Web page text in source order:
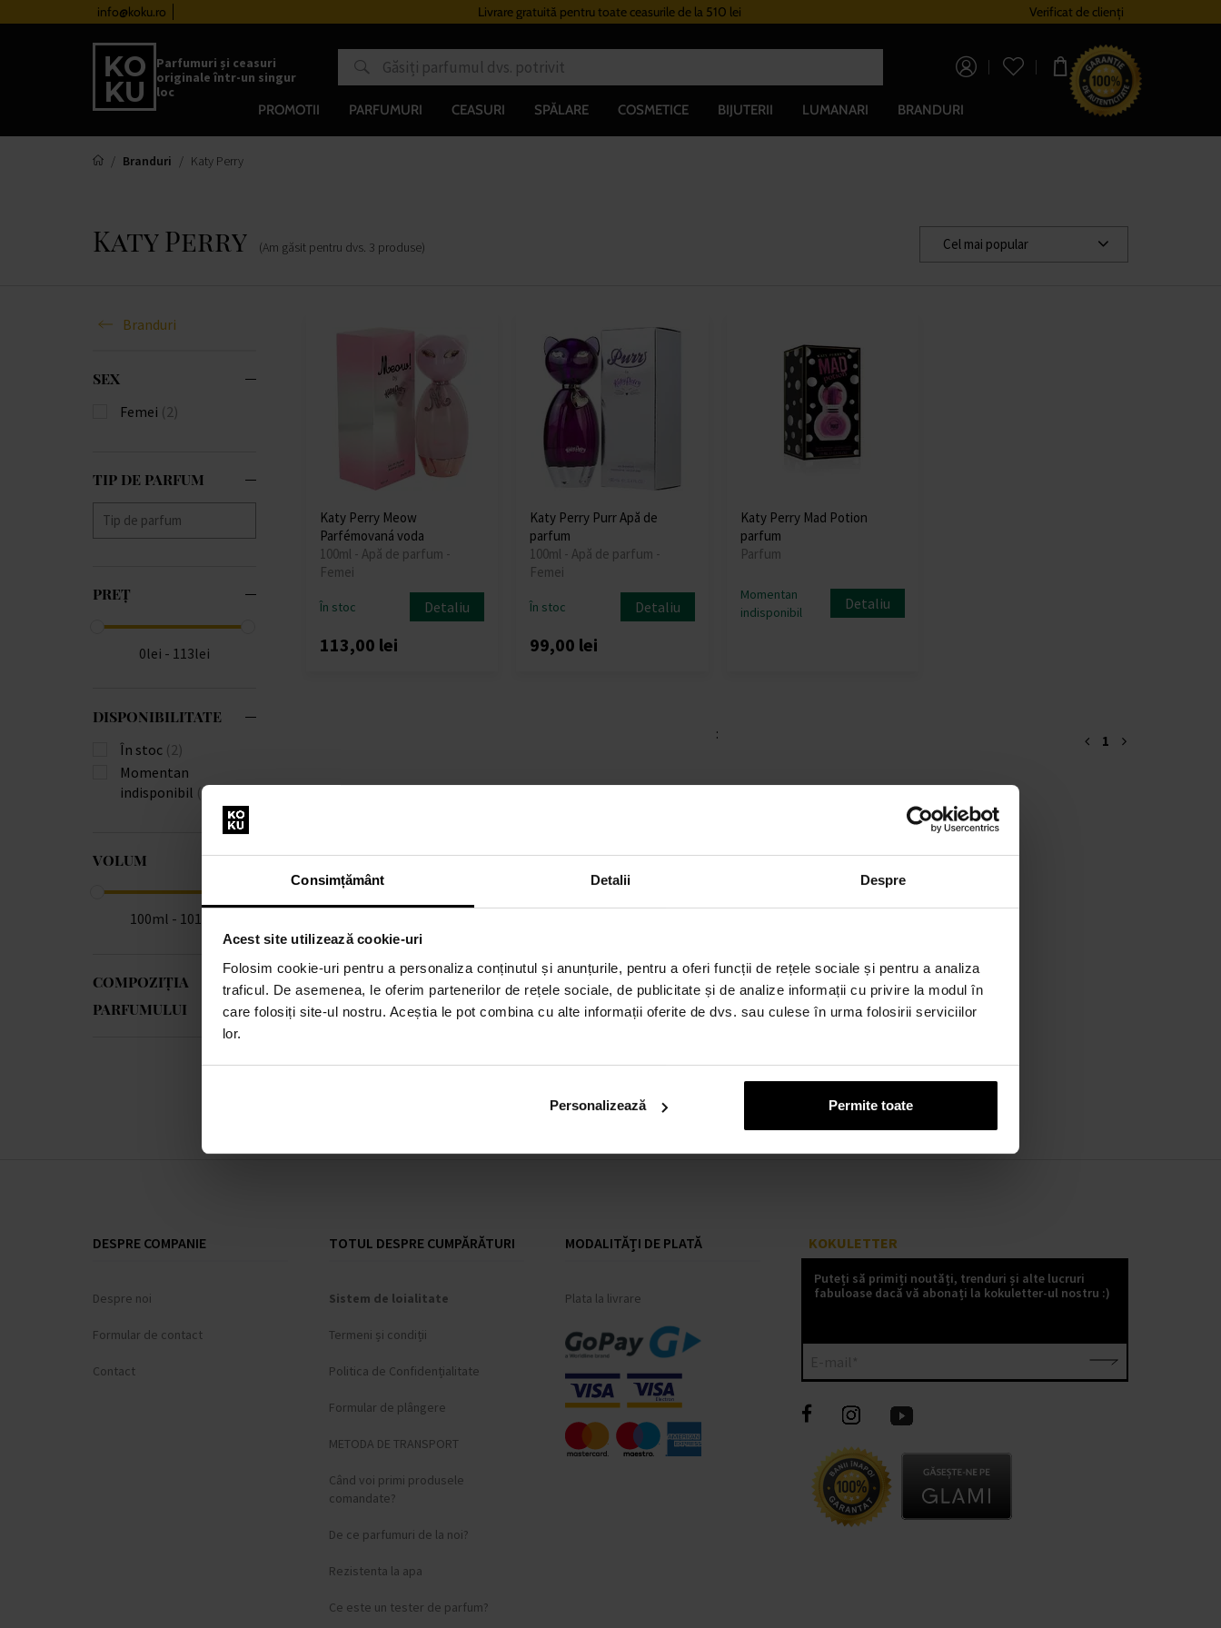
Consimțământ Detalii Despre
Acest site utilizează cookie-uri
Folosim cookie-uri pentru a personaliza conținutul și anunțurile, pentru a oferi funcții de rețele sociale și pentru a analiza
traficul. De asemenea, le oferim partenerilor de rețele sociale, de publicitate și de analize informații cu privire la modul în
care folosiți site-ul nostru. Aceștia le pot combina cu alte informații oferite de dvs. sau culese în urma folosirii serviciilor
lor.
Personalizează Permite toate
info@koku.ro Livrare gratuită pentru toate ceasurile de la 510 lei Verificat de clienți
Parfumuri și ceasuri
originale într-un singur
loc
0,00 lei
PROMOTII PARFUMURI CEASURI SPĂLARE COSMETICE BIJUTERII LUMANARI BRANDURI
Branduri Katy Perry
Katy Perry (Am găsit pentru dvs. 3 produse) Cel mai popular
Branduri
SEX
Femei (2)
TIP DE PARFUM
PREȚ
0lei - 113lei
DISPONIBILITATE
În stoc (2)
Momentan
indisponibil (1)
VOLUM
100ml - 101ml
COMPOZIȚIA
PARFUMULUI
Katy Perry Meow
Parfémovaná voda
100ml - Apă de parfum -
Femei
În stoc Detaliu
113,00 lei
Katy Perry Purr Apă de
parfum
100ml - Apă de parfum -
Femei
În stoc Detaliu
99,00 lei
Katy Perry Mad Potion
parfum
Parfum
Momentan
indisponibil
Detaliu
: 1
DESPRE COMPANIE
Despre noi
Formular de contact
Contact
TOTUL DESPRE CUMPĂRĂTURI
Sistem de loialitate
Termeni și condiții
Politica de Confidențialitate
Formular de plângere
METODA DE TRANSPORT
Când voi primi produsele
comandate?
De ce parfumuri de la noi?
Rezistenta la apa
Ce este un tester de parfum?
MODALITĂȚI DE PLATĂ
Plata la livrare
KOKULETTER
Puteți să primiți noutăți, trenduri și alte lucruri
fabuloase dacă vă abonați la kokuletter-ul nostru :)